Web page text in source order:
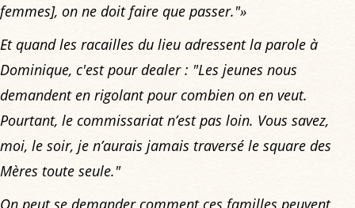
femmes], on ne doit faire que passer."»
Et quand les racailles du lieu adressent la parole à
Dominique, c'est pour dealer : "Les jeunes nous
demandent en rigolant pour combien on en veut.
Pourtant, le commissariat n’est pas loin. Vous savez,
moi, le soir, je n’aurais jamais traversé le square des
Mères toute seule."
On peut se demander comment ces familles peuvent